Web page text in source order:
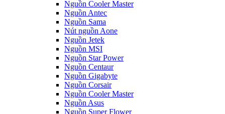
Nguồn Cooler Master
Nguồn Antec
Nguồn Sama
Nút nguồn Aone
Nguồn Jetek
Nguồn MSI
Nguồn Star Power
Nguồn Centaur
Nguồn Gigabyte
Nguồn Corsair
Nguồn Cooler Master
Nguồn Asus
Nguồn Super Flower